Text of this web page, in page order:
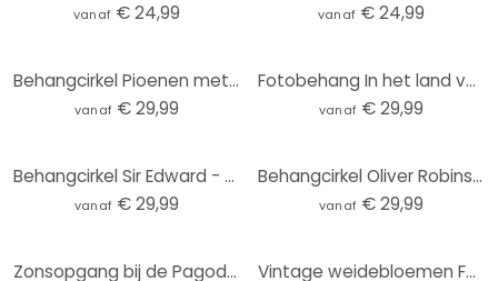
vanaf € 24,99 vanaf € 24,99
Behangcirkel Pioenen met grote bloemen - SpaceFrog Designs - vliesbehang/zelfklevend vliesbehang
vanaf € 29,99
Fotobehang In het land van de dinosaurussen - Blauw - Kikki Belle - Rond - vliesbehang/zelfklevend v
vanaf € 29,99
Behangcirkel Sir Edward - Botanisch - vliesbehang/zelfklevend vliesbehang
vanaf € 29,99
Behangcirkel Oliver Robins - Schattige Bosdiertjes - vliesbehang/zelfklevend vliesbehang
vanaf € 29,99
Zonsopgang bij de Pagode | Japan Kunst - Roze - Rond behang - vliesbehang/zelfklevend vliesbehang Vintage weidebloemen Fotobehang - Beige - Bloemdecor - Rond - Zelfklevend/niet-geweven